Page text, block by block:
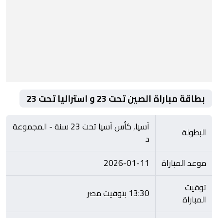
بطاقة مباراة الصين تحت 23 و استراليا تحت 23
البطولة آسيا, كأس آسيا تحت 23 سنة - المجموعة
د
موعد المباراة
2026-01-11
توقيت
المباراة
13:30 بتوقيت مصر